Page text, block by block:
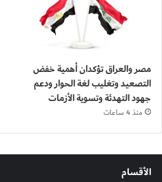
مصر والعراق تؤكدان أهمية خفض
التصعيد وتغليب لغة الحوار ودعم
جهود التهدئة وتسوية الأزمات
منذ 4 ساعات
الأقسام